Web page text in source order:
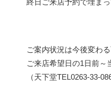
終日ご来店予約で埋ま
ご案内状況は今後変わ
ご来店希望日の1日前～
（天下堂TEL0263-33-